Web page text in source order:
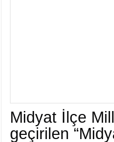
Midyat İlçe
geçirilen